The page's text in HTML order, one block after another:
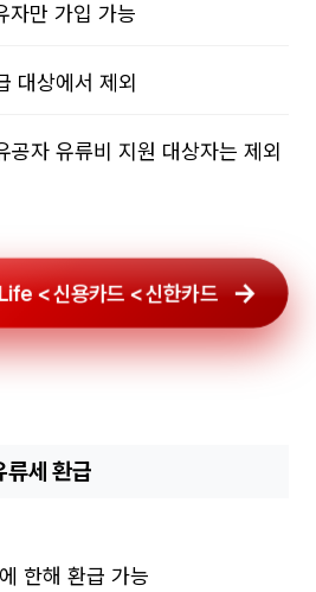
자만 가입 가능
대상에서 제외
공자 유류비 지원 대상자는 제외
< 신용카드 < 신한카드
류세 환급
한해 환급 가능